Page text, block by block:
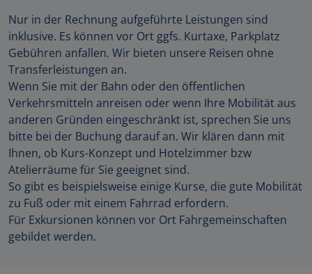
Nur in der Rechnung aufgeführte Leistungen sind
inklusive. Es können vor Ort ggfs. Kurtaxe, Parkplatz
Gebühren anfallen. Wir bieten unsere Reisen ohne
Transferleistungen an.
Wenn Sie mit der Bahn oder den öffentlichen
Verkehrsmitteln anreisen oder wenn Ihre Mobilität aus
anderen Gründen eingeschränkt ist, sprechen Sie uns
bitte bei der Buchung darauf an. Wir klären dann mit
Ihnen, ob Kurs-Konzept und Hotelzimmer bzw
Atelierräume für Sie geeignet sind.
So gibt es beispielsweise einige Kurse, die gute Mobilität
zu Fuß oder mit einem Fahrrad erfordern.
Für Exkursionen können vor Ort Fahrgemeinschaften
gebildet werden.